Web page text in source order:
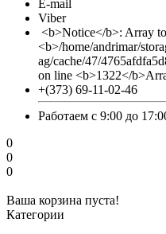
E-mail
Viber
<b>Notice</b>: Array
<b>/home/andrimar/
ag/cache/47/
on line <b>1322</
+(373) 69-11-02-46
Работаем с 9:00 до
0
0
0
Ваша корзина пуста!
Категории